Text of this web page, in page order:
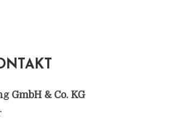
GmbH & Co. KG